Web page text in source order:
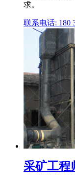
求。
联系电话: 180
采矿工程